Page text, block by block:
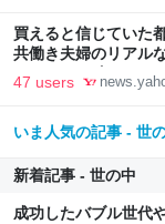
買えると信じていた
共働き夫婦のリアル
ONLINE（ゴールド
47 users
いま人気の記事 - 世
新着記事 - 世の中
成功したバブル世代